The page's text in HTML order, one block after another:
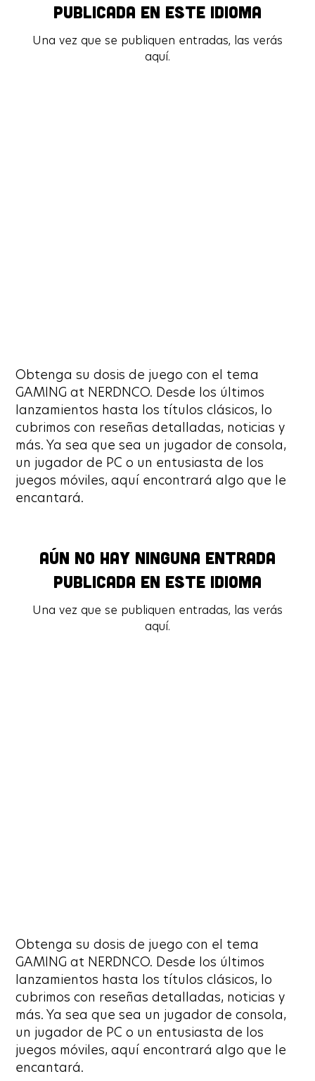
publicada en este idioma
Una vez que se publiquen entradas, las verás
aquí.
publicada en este idioma
Una vez que se publiquen entradas, las verás
aquí.
Aún no hay ninguna entrada
publicada en este idioma
Una vez que se publiquen entradas, las verás
aquí.
Obtenga su dosis de juego con el tema
GAMING at NERDNCO. Desde los últimos
lanzamientos hasta los títulos clásicos, lo
cubrimos con reseñas detalladas, noticias y
más. Ya sea que sea un jugador de consola,
un jugador de PC o un entusiasta de los
juegos móviles, aquí encontrará algo que le
encantará.
Aún no hay ninguna entrada
publicada en este idioma
Una vez que se publiquen entradas, las verás
aquí.
Obtenga su dosis de juego con el tema
GAMING at NERDNCO. Desde los últimos
lanzamientos hasta los títulos clásicos, lo
cubrimos con reseñas detalladas, noticias y
más. Ya sea que sea un jugador de consola,
un jugador de PC o un entusiasta de los
juegos móviles, aquí encontrará algo que le
encantará.